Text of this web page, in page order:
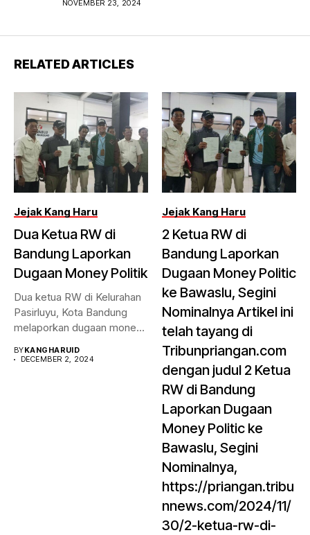
NOVEMBER 23, 2024
RELATED ARTICLES
Jejak Kang Haru
Dua Ketua RW di
Bandung Laporkan
Dugaan Money Politik
Dua ketua RW di Kelurahan
Pasirluyu, Kota Bandung
melaporkan dugaan money
BYKANGHARUID
DECEMBER 2, 2024
Jejak Kang Haru
2 Ketua RW di
Bandung Laporkan
Dugaan Money Politic
ke Bawaslu, Segini
Nominalnya Artikel ini
telah tayang di
Tribunpriangan.com
dengan judul 2 Ketua
RW di Bandung
Laporkan Dugaan
Money Politic ke
Bawaslu, Segini
Nominalnya,
https://priangan.tribu
nnews.com/2024/11/
30/2-ketua-rw-di-